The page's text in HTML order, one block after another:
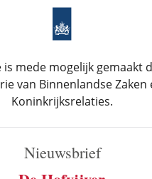
is mede mogelijk gemaakt
van Binnenlandse Zaken
Koninkrijksrelaties.
Nieuwsbrief